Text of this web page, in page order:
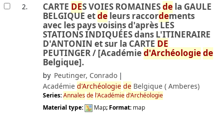
2. CARTE DES VOIES ROMAINESdela GAULE
BELGIQUE etdeleurs raccordements
avec les pays voisins d'après LES
STATIONS INDIQUÉES dans L'ITINERAIRE
D'ANTONIN et sur la CARTE DE
PEUTINGER / [Académied'Archéologiede
Belgique].
by Peutinger, Conrado
Académied'Archéologie deBelgique (Amberes)
Series:Annalesde l'Académied'Archéologie
Material type:
Map; Format: map